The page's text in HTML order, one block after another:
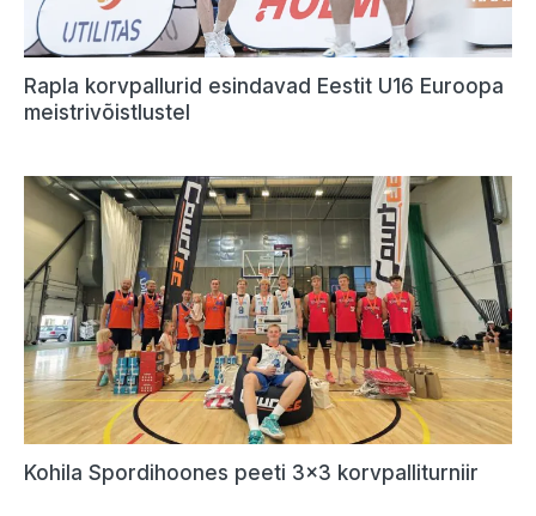
Rapla korvpallurid esindavad Eestit U16 Euroopa
meistrivõistlustel
Kohila Spordihoones peeti 3×3 korvpalliturniir